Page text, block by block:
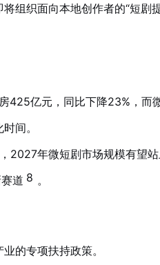
将组织面向本地创作者的“短剧
425亿元，同比下降23%，而
间。
2027年微短剧市场规模有望站
道 8 。
的专项扶持政策。